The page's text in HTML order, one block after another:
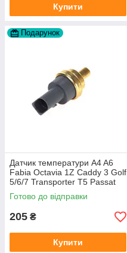
Купити
Подарунок
Датчик температури A4 A6
Fabia Octavia 1Z Caddy 3 Golf
5/6/7 Transporter T5 Passat
B6 (колір сірий)
Готово до відправки
205 ₴
Купити